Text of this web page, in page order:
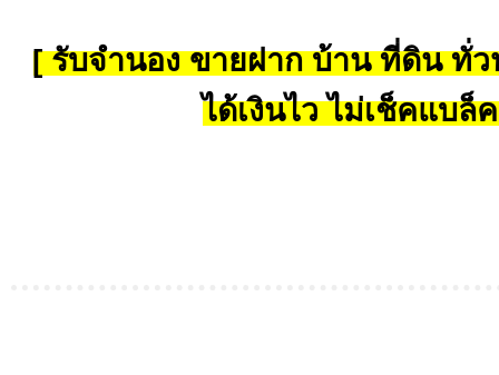
[ รับจำนอง ขายฝาก บ้าน ที่ดิน ทั่ว
ได้เงินไว ไม่เช็คแบล็